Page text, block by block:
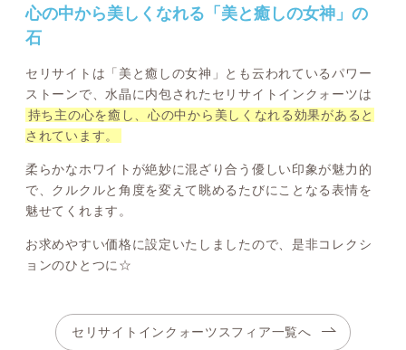
心の中から美しくなれる「美と癒しの女神」の
石
セリサイトは「美と癒しの女神」とも云われているパワー
ストーンで、水晶に内包されたセリサイトインクォーツは
持ち主の心を癒し、心の中から美しくなれる効果があると
されています。
柔らかなホワイトが絶妙に混ざり合う優しい印象が魅力的
で、クルクルと角度を変えて眺めるたびにことなる表情を
魅せてくれます。
お求めやすい価格に設定いたしましたので、是非コレクシ
ョンのひとつに☆
セリサイトインクォーツスフィア一覧へ